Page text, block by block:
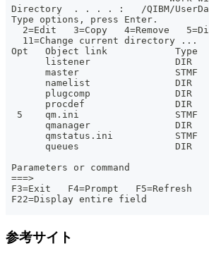
Directory  . . . . :   /QIBM/UserData/
Type options, press Enter.
2=Edit   3=Copy   4=Remove
   11=Change current directory ...
Opt   Object link            Type
       listener               DIR
       master                 STMF
       namelist               DIR
       plugcomp               DIR
       procdef                DIR
  5    qm.ini                 STMF
       qmanager               DIR
       qmstatus.ini           STMF
       queues                 DIR
Parameters or command
===>
F3=Exit   F4=Prompt   F5=Refresh
F22=Display entire field
参考サイト